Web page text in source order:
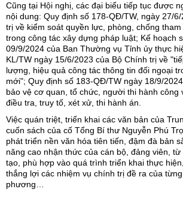
Cũng tại Hội nghị, các đại biểu tiếp tục được
nội dung: Quy định số 178-QĐ/TW, ngày 27/
trị về kiểm soát quyền lực, phòng, chống
trong công tác xây dựng pháp luật; Kế hoạch
09/9/2024 của Ban Thường vụ Tỉnh ủy thực
KL/TW ngày 15/6/2023 của Bộ Chính trị về
lượng, hiệu quả công tác thông tin đối ngoại
mới"; Quy định số 183-QĐ/TW ngày 18/9/
bảo vệ cơ quan, tổ chức, người thi hành công
điều tra, truy tố, xét xử, thi hành án.
Việc quán triệt, triển khai các văn bản của
cuốn sách của cố Tổng Bí thư Nguyễn Phú
phát triển nền văn hóa tiên tiến, đậm đà bản
năng cao nhận thức của cán bộ, đảng viên,
tạo, phù hợp vào quá trình triển khai thực
thắng lợi các nhiệm vụ chính trị đề ra của
phương…